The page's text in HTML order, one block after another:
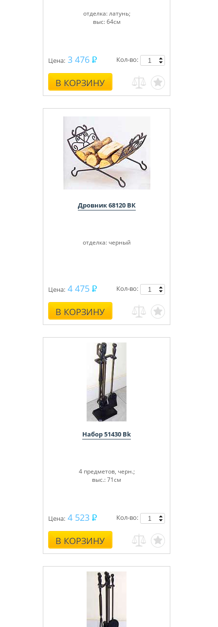
отделка: латунь;
выс: 64см
Цена: 3 476
В КОРЗИНУ
Кол-во:
Дровник 68120 ВК
отделка: черный
Цена: 4 475
В КОРЗИНУ
Кол-во:
Набор 51430 Вk
4 предметов, черн.;
выс.: 71см
Цена: 4 523
В КОРЗИНУ
Кол-во: